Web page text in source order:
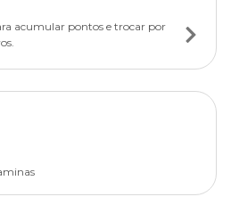
acumular pontos e trocar por